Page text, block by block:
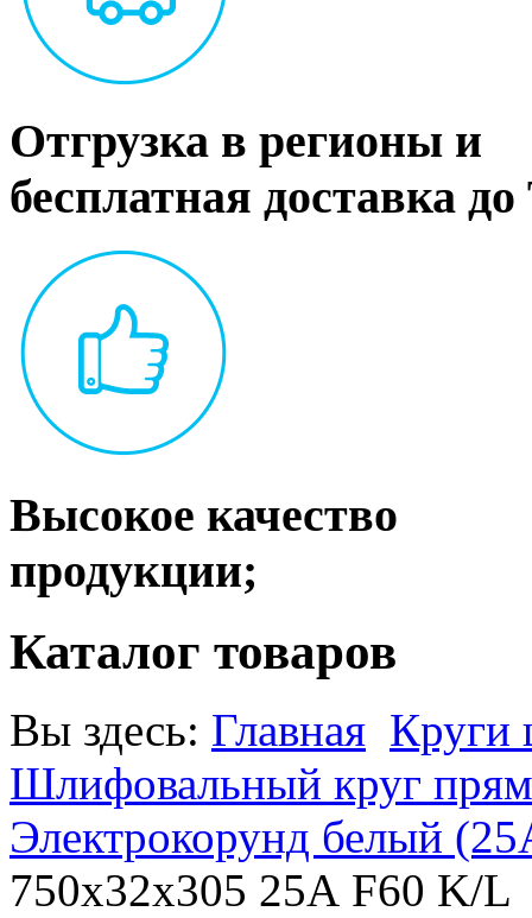
Отгрузка в регионы и
бесплатная доставка
Высокое качество
продукции;
Каталог товаров
Вы здесь: Главная Круги
Шлифовальный круг
Электрокорунд белый
750х32х305 25А F60 K/L